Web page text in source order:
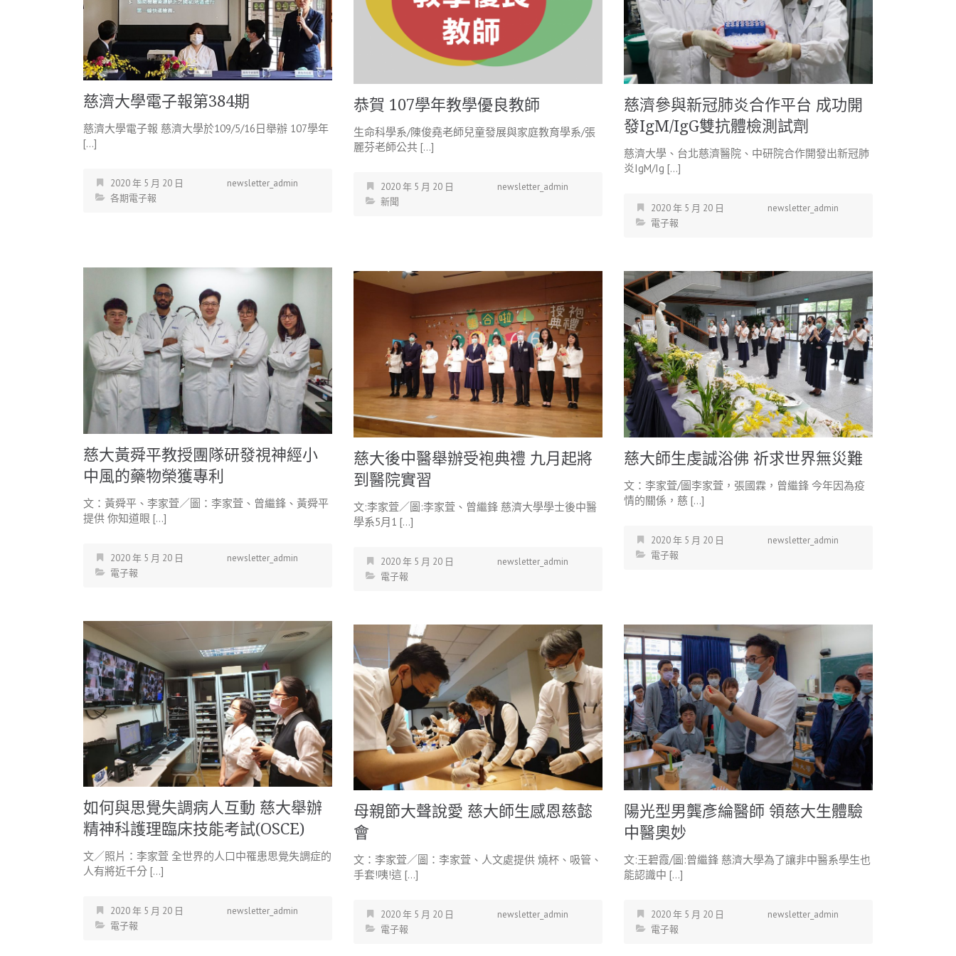
慈濟大學電子報第384期
慈濟大學電子報 慈濟大學於109/5/16日舉辦 107學年
[…]
2020 年 5 月 20 日
newsletter_admin
各期電子報
恭賀 107學年教學優良教師
生命科學系/陳俊堯老師兒童發展與家庭教育學系/張
麗芬老師公共 […]
2020 年 5 月 20 日
newsletter_admin
新聞
慈濟參與新冠肺炎合作平台 成功開
發IgM/IgG雙抗體檢測試劑
慈濟大學、台北慈濟醫院、中研院合作開發出新冠肺
炎IgM/Ig […]
2020 年 5 月 20 日
newsletter_admin
電子報
慈大黃舜平教授團隊研發視神經小
中風的藥物榮獲專利
文：黃舜平、李家萓／圖：李家萓、曾繼鋒、黃舜平
提供 你知道眼 […]
2020 年 5 月 20 日
newsletter_admin
電子報
慈大後中醫舉辦受袍典禮 九月起將
到醫院實習
文:李家萓／圖:李家萓、曾繼鋒 慈濟大學學士後中醫
學系5月1 […]
2020 年 5 月 20 日
newsletter_admin
電子報
慈大師生虔誠浴佛 祈求世界無災難
文：李家萓/圖李家萓，張國霖，曾繼鋒 今年因為疫
情的關係，慈 […]
2020 年 5 月 20 日
newsletter_admin
電子報
如何與思覺失調病人互動 慈大舉辦
精神科護理臨床技能考試(OSCE)
文／照片：李家萓 全世界的人口中罹患思覺失調症的
人有將近千分 […]
2020 年 5 月 20 日
newsletter_admin
電子報
母親節大聲說愛 慈大師生感恩慈懿
會
文：李家萓／圖：李家萓、人文處提供 燒杯、吸管、
手套!咦!這 […]
2020 年 5 月 20 日
newsletter_admin
電子報
陽光型男龔彥綸醫師 領慈大生體驗
中醫奧妙
文:王碧霞/圖:曾繼鋒 慈濟大學為了讓非中醫系學生也
能認識中 […]
2020 年 5 月 20 日
newsletter_admin
電子報